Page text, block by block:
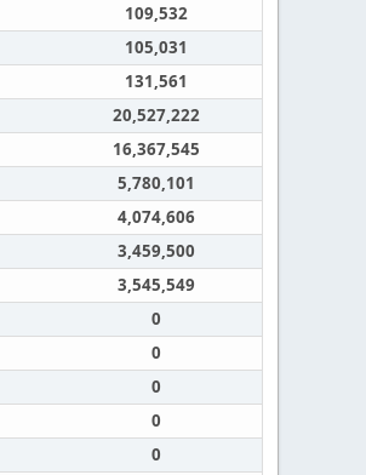
109,532
105,031
131,561
20,527,222
16,367,545
5,780,101
4,074,606
3,459,500
3,545,549
0
0
0
0
0